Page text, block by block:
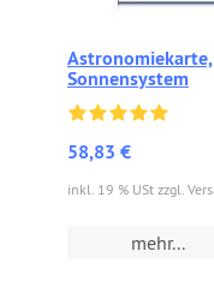
Sonnensystem
58,83 €
inkl. 19 % USt zzgl.
mehr...